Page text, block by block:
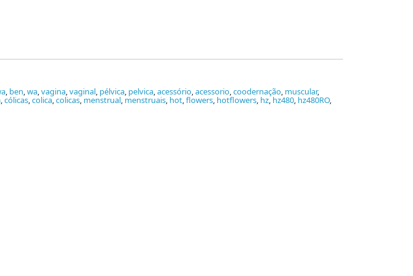
, ben,wa,vagina,vaginal, pélvica, pelvica,acessório,acessorio,coodernação, muscular,
,cólicas,colica,colicas, menstrual, menstruais, hot,flowers, hotflowers, hz,hz480, hz480RO,